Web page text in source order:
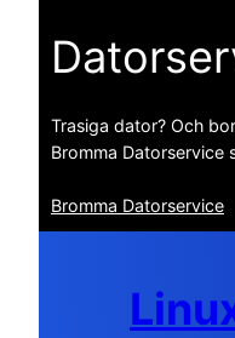
Trasiga dator? Och
Bromma Datorservice
Bromma Datorservice